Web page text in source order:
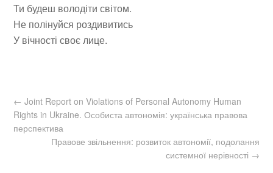
Ти будеш володіти світом.
Не полінуйся роздивитись
У вічності своє лице.
← Joint Report on Violations of Personal Autonomy Human
Rights in Ukraine. Особиста автономія: українська правова
перспектива
Правове звільнення: розвиток автономії, подолання
системної нерівності →